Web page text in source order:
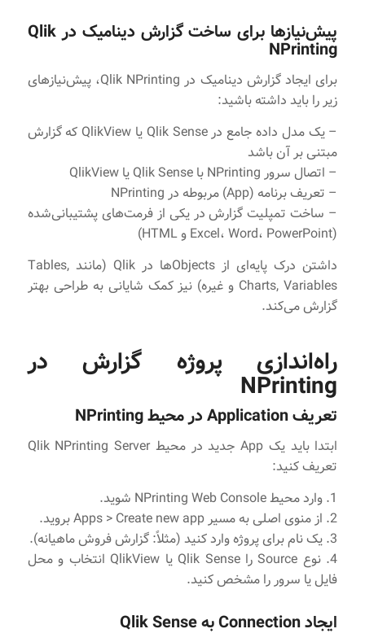
پیش‌نیازها برای ساخت گزارش دینامیک در Qlik
NPrinting
برای ایجاد گزارش دینامیک در Qlik NPrinting، پیش‌نیازهای
زیر را باید داشته باشید:
– یک مدل داده جامع در Qlik Sense یا QlikView که گزارش
مبتنی بر آن باشد
– اتصال سرور NPrinting با Qlik Sense یا QlikView
– تعریف برنامه (App) مربوطه در NPrinting
– ساخت تمپلیت گزارش در یکی از فرمت‌های پشتیبانی‌شده
(Excel، Word، PowerPoint و HTML)
داشتن درک پایه‌ای از Objectsها در Qlik (مانند Tables,
Charts, Variables و غیره) نیز کمک شایانی به طراحی بهتر
گزارش می‌کند.
راه‌اندازی پروژه گزارش در
NPrinting
تعریف Application در محیط NPrinting
ابتدا باید یک App جدید در محیط Qlik NPrinting Server
تعریف کنید:
1. وارد محیط NPrinting Web Console شوید.
2. از منوی اصلی به مسیر Apps > Create new app بروید.
3. یک نام برای پروژه وارد کنید (مثلاً: گزارش فروش ماهیانه).
4. نوع Source را Qlik Sense یا QlikView انتخاب و محل
فایل یا سرور را مشخص کنید.
ایجاد Connection به Qlik Sense